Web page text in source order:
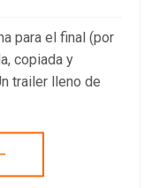
para el final (por
copiada y
trailer lleno de